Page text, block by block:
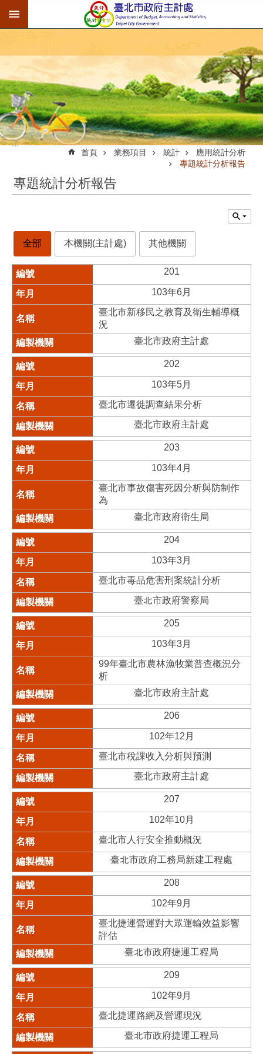
跳到主要內容區塊
:::
首頁 業務項目 統計
應用統計分析
專題統計分析報告
專題統計分析報告
全部 本機關(主計處) 其他機關
201
103年6月
臺北市新移民之教育及衛生輔導概
況
臺北市政府主計處
202
103年5月
臺北市遷徙調查結果分析
臺北市政府主計處
203
103年4月
臺北市事故傷害死因分析與防制作
為
臺北市政府衛生局
204
103年3月
臺北市毒品危害刑案統計分析
臺北市政府警察局
205
103年3月
99年臺北市農林漁牧業普查概況分
析
臺北市政府主計處
206
102年12月
臺北市稅課收入分析與預測
臺北市政府主計處
207
102年10月
臺北市人行安全推動概況
臺北市政府工務局新建工程處
208
102年9月
臺北捷運營運對大眾運輸效益影響
評估
臺北市政府捷運工程局
209
102年9月
臺北捷運路網及營運現況
臺北市政府捷運工程局